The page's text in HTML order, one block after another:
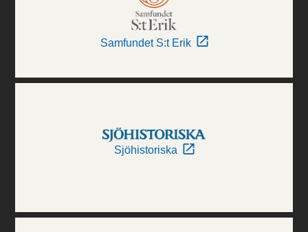
Samfundet S:t Erik
Sjöhistoriska